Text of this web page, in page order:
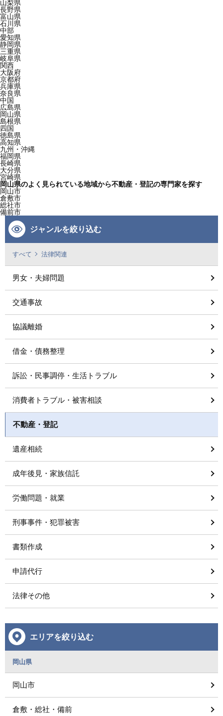
山梨県
長野県
富山県
石川県
中部
愛知県
静岡県
三重県
岐阜県
関西
大阪府
京都府
兵庫県
奈良県
中国
広島県
岡山県
島根県
四国
徳島県
高知県
九州・沖縄
福岡県
長崎県
大分県
宮崎県
岡山県のよく見られている地域から不動産・登記の専門家を探す
岡山市
倉敷市
総社市
備前市
ジャンルを絞り込む
すべて 法律関連
男女・夫婦問題
交通事故
協議離婚
借金・債務整理
訴訟・民事調停・生活トラブル
消費者トラブル・被害相談
不動産・登記
遺産相続
成年後見・家族信託
労働問題・就業
刑事事件・犯罪被害
書類作成
申請代行
法律その他
エリアを絞り込む
岡山県
岡山市
倉敷・総社・備前